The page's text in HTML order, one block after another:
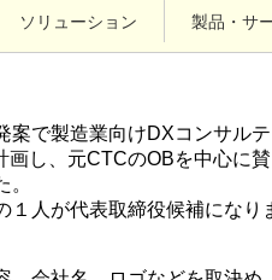
ソリューション 製品・サ
で製造業向けDXコンサル
CTCのOBを中心に賛同
代表取締役候補になり